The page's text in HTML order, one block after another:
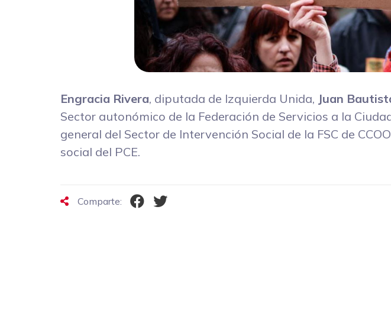
Engracia Rivera, diputada de Izquierda Unida, Juan
Sector autonómico de la Federación de Servicios a la
general del Sector de Intervención Social de la FSC de
social del PCE.
Comparte: